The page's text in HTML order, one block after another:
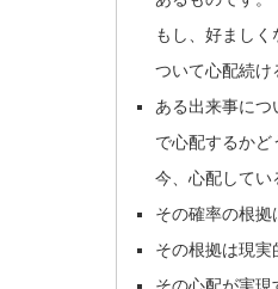
もし、好まし
ついて心配続け
ある出来事につ
で心配するかど
今、心配してい
その確率の根拠
その根拠は現実